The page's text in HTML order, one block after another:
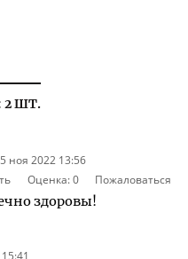
2 ШТ.
ноя 2022 13:56
Оценка:0 Пожаловаться
здоровы!